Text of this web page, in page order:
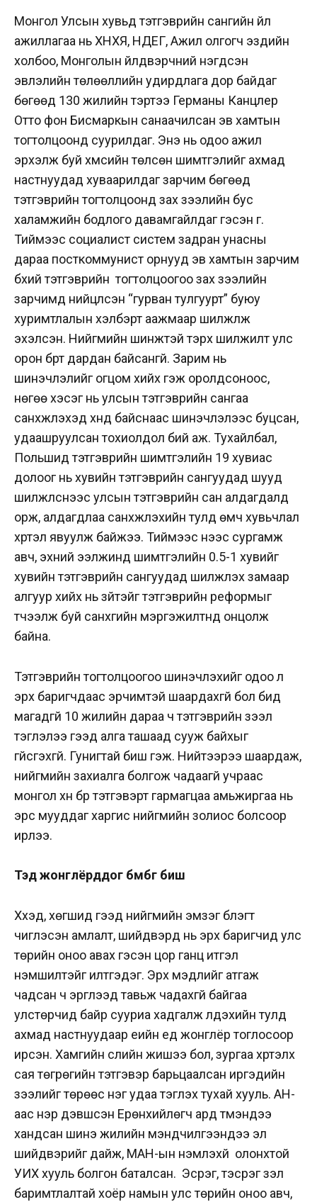
Монгол Улсын хувьд тэтгэврийн сангийн үйл
ажиллагаа нь ХНХЯ, НДЕГ, Ажил олгогч эздийн
холбоо, Монголын үйлдвэрчний нэгдсэн
эвлэлийн төлөөллийн удирдлага дор байдаг
бөгөөд 130 жилийн тэртээ Германы Канцлер
Отто фон Бисмаркын санаачилсан эв хамтын
тогтолцоонд суурилдаг. Энэ нь одоо ажил
эрхэлж буй хүмүүсийн төлсөн шимтгэлийг ахмад
настнуудад хуваарилдаг зарчим бөгөөд
тэтгэврийн тогтолцоонд зах зээлийн бус
халамжийн бодлого давамгайлдаг гэсэн үг.
Тиймээс социалист систем задран унасны
дараа посткоммунист орнууд эв хамтын зарчим
бүхий тэтгэврийн тогтолцоогоо зах зээлийн
зарчимд нийцүүлсэн “гурван тулгуурт” буюу
хуримтлалын хэлбэрт аажмаар шилжүүлж
эхэлсэн. Нийгмийн шинжтэй тэрхүү шилжилт улс
орон бүрт дардан байсангүй. Зарим нь
шинэчлэлийг огцом хийх гэж оролдсоноос,
нөгөө хэсэг нь улсын тэтгэврийн сангаа
санхүүжүүлэхэд хүнд байснаас шинэчлэлээс буцсан,
удаашруулсан тохиолдол бий аж. Тухайлбал,
Польшид тэтгэврийн шимтгэлийн 19 хувиас
долоог нь хувийн тэтгэврийн сангуудад шууд
шилжүүлснээс улсын тэтгэврийн сан алдагдалд
орж, алдагдлаа санхүүжүүлэхийн тулд өмч хувьчлал
хүртэл явуулж байжээ. Тиймээс үүнээс сургамж
авч, эхний ээлжинд шимтгэлийн 0.5-1 хувийг
хувийн тэтгэврийн сангуудад шилжүүлэх замаар
алгуур хийх нь зүйтэйг тэтгэврийн реформыг
түүчээлж буй санхүүгийн мэргэжилтнүүд онцолж
байна.
Тэтгэврийн тогтолцоогоо шинэчлэхийг одоо л
эрх баригчдаас эрчимтэй шаардахгүй бол бид
магадгүй 10 жилийн дараа ч тэтгэврийн зээл
тэглэлээ гээд алга ташаад сууж байхыг
үгүйсгэхгүй. Гунигтай биш гэжүү. Нийтээрээ шаардаж,
нийгмийн захиалга болгож чадаагүй учраас
монгол хүн бүр тэтгэвэрт гармагцаа амьжиргаа нь
эрс мууддаг харгис нийгмийн золиос болсоор
ирлээ.
Тэд жонглёрддог бөмбөг биш
Хүүхэд, хөгшид гээд нийгмийн эмзэг бүлэгт
чиглэсэн амлалт, шийдвэрүүд нь эрх баригчид улс
төрийн оноо авах гэсэн цор ганц итгэл
үнэмшилтэйг илтгэдэг. Эрх мэдлийг атгаж
чадсан ч эргүүлээд тавьж чадахгүй байгаа
улстөрчид байр сууриа хадгалж үлдэхийн тулд
ахмад настнуудаар үеийн үед жонглёр тоглосоор
ирсэн. Хамгийн сүүлийн жишээ бол, зургаа хүртэлх
сая төгрөгийн тэтгэвэр барьцаалсан иргэдийн
зээлийг төрөөс нэг удаа тэглэх тухай хууль. АН-
аас нэр дэвшсэн Ерөнхийлөгч ард түмэндээ
хандсан шинэ жилийн мэндчилгээндээ эл
шийдвэрийг дайж, МАН-ын үнэмлэхүй олонхтой
УИХ хууль болгон баталсан. Эсрэг, тэсрэг үзэл
баримтлалтай хоёр намын улс төрийн оноо авч,